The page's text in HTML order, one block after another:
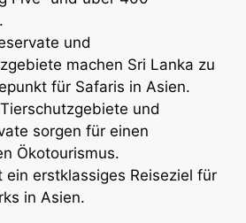
und
machen Sri Lanka zu
für Safaris in Asien.
und
sorgen für einen
Ökotourismus.
ein erstklassiges Reiseziel für
in Asien.